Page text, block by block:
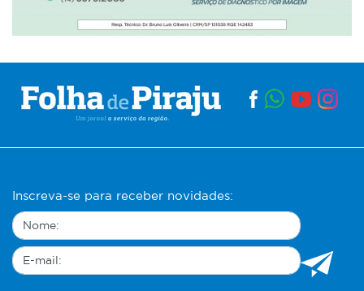
Inscreva-se para receber novidades: